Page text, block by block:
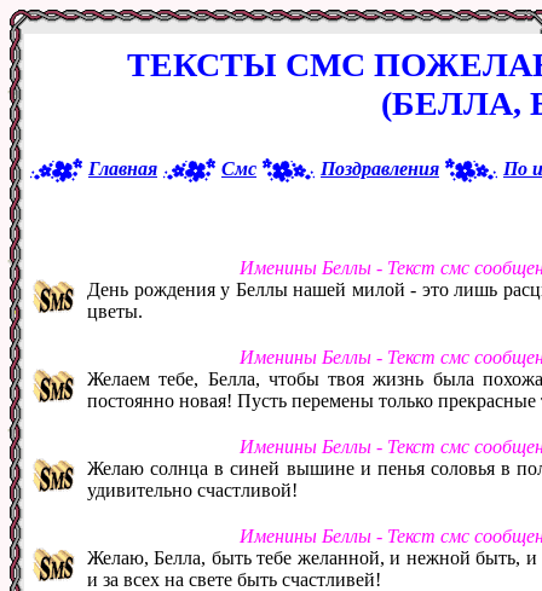
ТЕКСТЫ СМС
(БЕЛЛА,
Главная Смс Поздравления По
Именины Беллы - Текст смс
День рождения у Беллы нашей милой - это лишь
цветы.
Именины Беллы - Текст смс
Желаем тебе, Белла, чтобы твоя жизнь была
постоянно новая! Пусть перемены только
Именины Беллы - Текст смс
Желаю солнца в синей вышине и пенья соловья в
удивительно счастливой!
Именины Беллы - Текст смс
Желаю, Белла, быть тебе желанной, и нежной быть,
и за всех на свете быть счастливей!